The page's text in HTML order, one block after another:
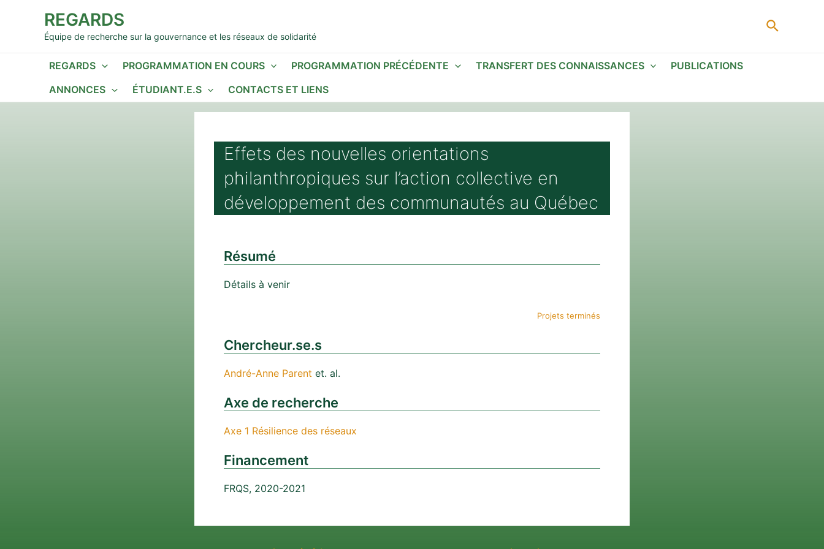
REGARDS
Équipe de recherche sur la gouvernance et les réseaux de solidarité
REGARDS PROGRAMMATION EN COURS PROGRAMMATION PRÉCÉDENTE TRANSFERT DES CONNAISSANCES
PUBLICATIONS
ANNONCES
ÉTUDIANT.E.S CONTACTS ET LIENS
Effets des nouvelles orientations
philanthropiques sur l’action collective en
développement des communautés au Québec
Résumé
Détails à venir
Projets terminés
Chercheur.se.s
André-Anne Parent et. al.
Axe de recherche
Axe 1 Résilience des réseaux
Financement
FRQS, 2020-2021